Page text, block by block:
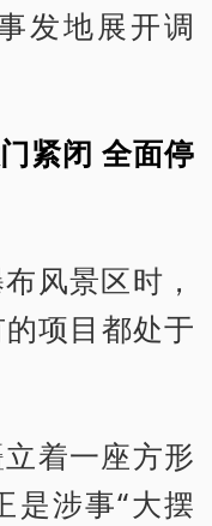
发地展开调
紧闭 全面停
风景区时，
项目都处于
着一座方形
是涉事“大摆